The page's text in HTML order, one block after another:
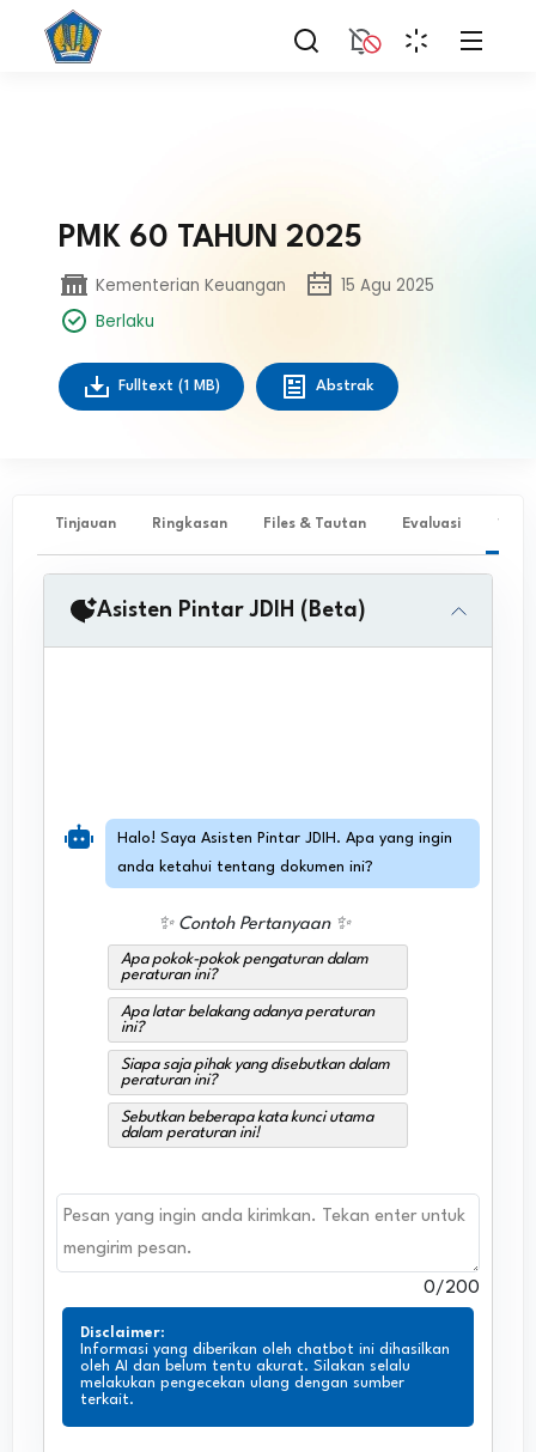
PMK 60 TAHUN 2025
Kementerian Keuangan
15 Agu 2025
Berlaku
Fulltext (1 MB) Abstrak
Tinjauan Ringkasan Files & Tautan Evaluasi ✨
Asisten Pintar JDIH (Beta)
✨ Contoh Pertanyaan ✨
Apa pokok-pokok pengaturan dalam
peraturan ini?
Apa latar belakang adanya peraturan
ini?
Siapa saja pihak yang disebutkan dalam
peraturan ini?
Sebutkan beberapa kata kunci utama
dalam peraturan ini!
Halo! Saya Asisten Pintar JDIH. Apa yang ingin
anda ketahui tentang dokumen ini?
0/200
Disclaimer:
Informasi yang diberikan oleh chatbot ini dihasilkan
oleh AI dan belum tentu akurat. Silakan selalu
melakukan pengecekan ulang dengan sumber
terkait.